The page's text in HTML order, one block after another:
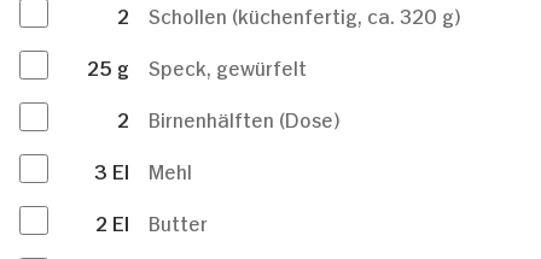
2
Schollen (küchenfertig, ca. 320 g)
25 g
Speck, gewürfelt
2
Birnenhälften (Dose)
3 El
Mehl
2 El
Butter